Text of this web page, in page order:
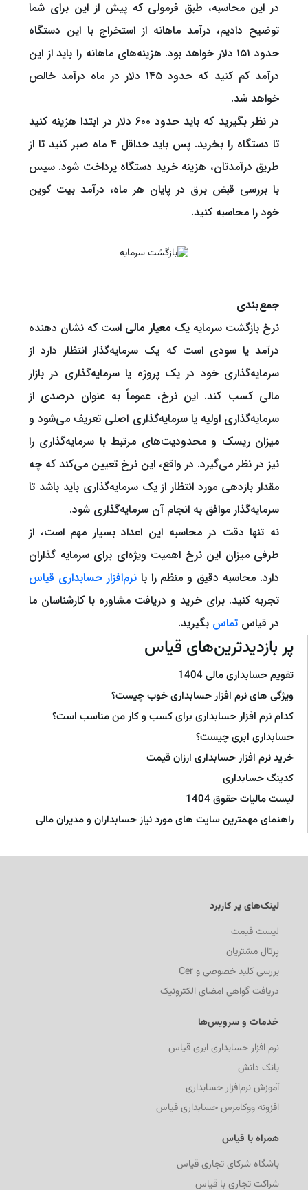
در این محاسبه، طبق فرمولی که پیش از این برای شما
توضیح دادیم، درآمد ماهانه از استخراج با این دستگاه
حدود ۱۵۱ دلار خواهد بود. هزینه‌های ماهانه را باید از این
درآمد کم کنید که حدود ۱۴۵ دلار در ماه درآمد خالص
خواهد شد.
در نظر بگیرید که باید حدود ۶۰۰ دلار در ابتدا هزینه کنید
تا دستگاه را بخرید. پس باید حداقل ۴ ماه صبر کنید تا از
طریق درآمدتان، هزینه خرید دستگاه پرداخت شود. سپس
با بررسی قبض برق در پایان هر ماه، درآمد بیت کوین
خود را محاسبه کنید.
جمع‌بندی
نرخ بازگشت سرمایه یک معیار مالی است که نشان دهنده
درآمد یا سودی است که یک سرمایه‌گذار انتظار دارد از
سرمایه‌گذاری خود در یک پروژه یا سرمایه‌گذاری در بازار
مالی کسب کند. این نرخ، عموماً به عنوان درصدی از
سرمایه‌گذاری اولیه یا سرمایه‌گذاری اصلی تعریف می‌شود و
میزان ریسک و محدودیت‌های مرتبط با سرمایه‌گذاری را
نیز در نظر می‌گیرد. در واقع، این نرخ تعیین می‌کند که چه
مقدار بازدهی مورد انتظار از یک سرمایه‌گذاری باید باشد تا
سرمایه‌گذار موافق به انجام آن سرمایه‌گذاری شود.
نه تنها دقت در محاسبه این اعداد بسیار مهم است، از
طرفی میزان این نرخ اهمیت ویژه‌ای برای سرمایه گذاران
دارد. محاسبه دقیق و منظم را بانرم‌افزار حسابداری قیاس
تجربه کنید. برای خرید و دریافت مشاوره با کارشناسان ما
در قیاس تماس بگیرید.
پر بازدیدترین‌های قیاس
تقویم حسابداری مالی 1404
ویژگی های نرم افزار حسابداری خوب چیست؟
کدام نرم افزار حسابداری برای کسب و کار من مناسب است؟
حسابداری ابری چیست؟
خرید نرم افزار حسابداری ارزان قیمت
کدینگ حسابداری
لیست مالیات حقوق 1404
راهنمای مهمترین سایت های مورد نیاز حسابداران و مدیران مالی
لینک‌های پر کاربرد
لیست قیمت
پرتال مشتریان
بررسی کلید خصوصی و Cer
دریافت گواهی امضای الکترونیک
خدمات و سرویس‌ها
نرم افزار حسابداری ابری قیاس
بانک دانش
آموزش نرم‌افزار حسابداری
افزونه ووکامرس حسابداری قیاس
همراه با قیاس
باشگاه شرکای تجاری قیاس
شراکت تجاری با قیاس